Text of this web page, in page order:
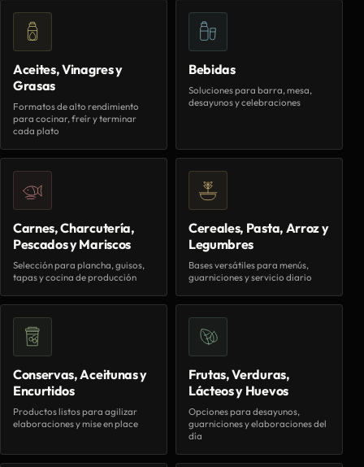
Aceites, Vinagres y
Grasas
Formatos de alto rendimiento
para cocinar, freír y terminar
cada plato
Bebidas
Soluciones para barra, mesa,
desayunos y celebraciones
Carnes, Charcutería,
Pescados y Mariscos
Selección para plancha, guisos,
tapas y cocina de producción
Cereales, Pasta, Arroz y
Legumbres
Bases versátiles para menús,
guarniciones y servicio diario
Conservas, Aceitunas y
Encurtidos
Productos listos para agilizar
elaboraciones y mise en place
Frutas, Verduras,
Lácteos y Huevos
Opciones para desayunos,
guarniciones y elaboraciones del
día